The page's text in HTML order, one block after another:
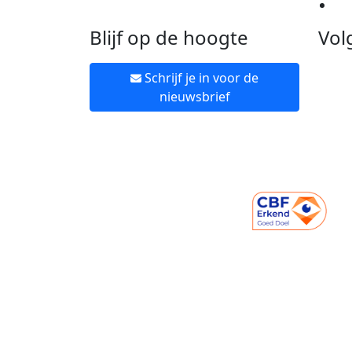
Blijf op de hoogte
Schrijf je in voor de
nieuwsbrief